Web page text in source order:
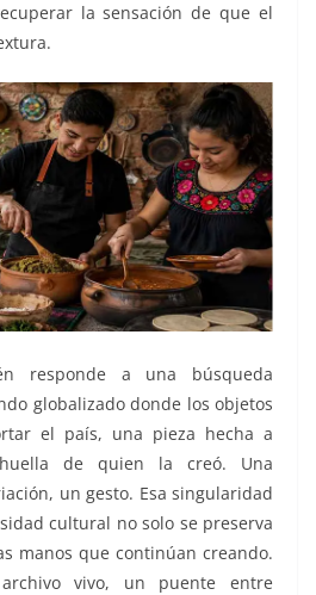
la sensación de que el
responde a una búsqueda
globalizado donde los objetos
el país, una pieza hecha a
de quien la creó. Una
un gesto. Esa singularidad
cultural no solo se preserva
manos que continúan creando.
vivo, un puente entre